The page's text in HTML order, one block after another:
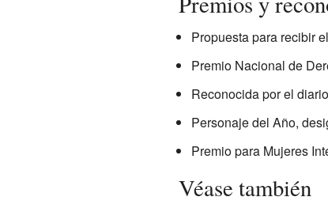
Propuesta para recibir
Premio Nacional de
Reconocida por el diario
Personaje del Año,
Premio para Mujeres
Véase también